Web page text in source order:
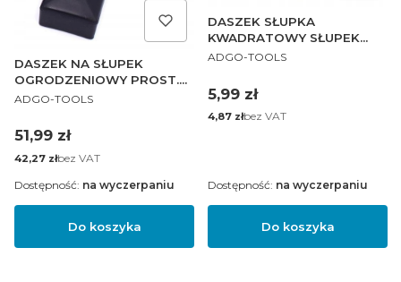
DASZEK NA SŁUPEK
OGRODZENIOWY PROST.
40x60 100szt
PRODUCENT
ADGO-TOOLS
Cena
51,99 zł
Cena
42,27 złbez VAT
Do koszyka
Dostępność: na wyczerpaniu
DASZEK SŁUPKA
KWADRATOWY SŁUPEK
100x100 OGRODZENIE
PRODUCENT
ADGO-TOOLS
Cena
5,99 zł
Cena
4,87 złbez VAT
Do koszyka
Dostępność: na wyczerpaniu